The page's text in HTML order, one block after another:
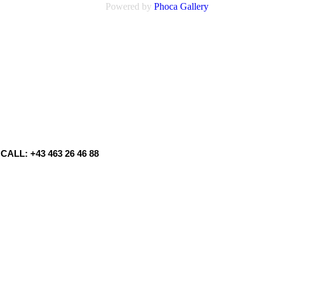
Powered by Phoca Gallery
CALL: +43 463 26 46 88